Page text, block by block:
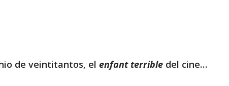
de veintitantos, el enfant terrible del cine…